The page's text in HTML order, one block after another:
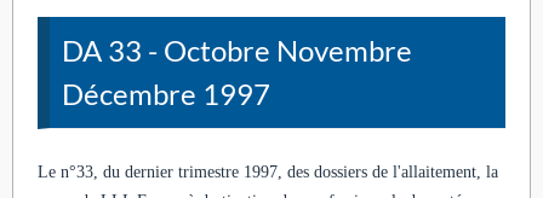
DA 33 - Octobre Novembre
Décembre 1997
Le n°33, du dernier trimestre 1997, des dossiers de l'allaitement, la